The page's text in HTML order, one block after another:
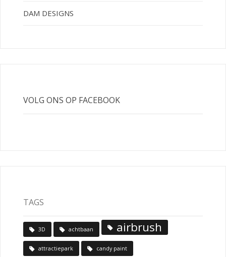
DAM DESIGNS
VOLG ONS OP FACEBOOK
TAGS
3D achtbaan airbrush
attractiepark candy paint